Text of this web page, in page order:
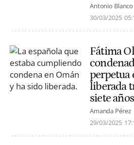
Antonio Blanco
30/03/2025
Fátima
perpetua
liberada
siete
Amanda Pérez
29/03/2025